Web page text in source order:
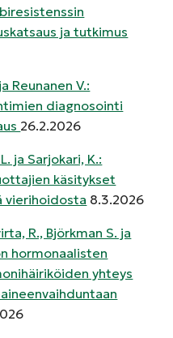
ja tutkimus
Reunanen V.:
diagnosointi
26.2.2026
ja Sarjokari, K.:
käsitykset
vierihoidosta 8.3.2026
R., Björkman S. ja
hormonaalisten
yhteys